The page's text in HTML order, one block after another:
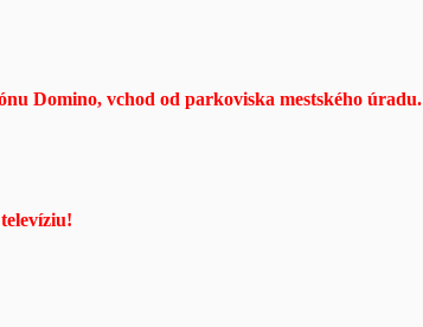
Domino, vchod od parkoviska mestského úradu.